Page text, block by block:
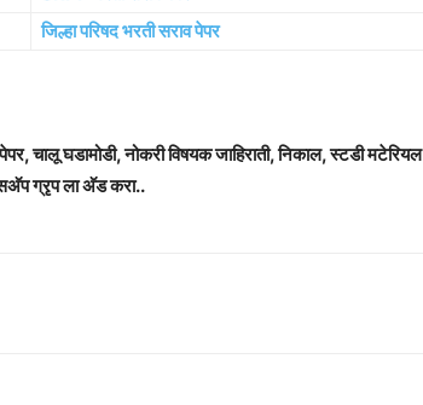
जिल्हा परिषद भरती सराव पेपर
चालू घडामोडी, नोकरी विषयक जाहिराती, निकाल, स्टडी मटेरियल
ग्रृप ला अ‍ॅड करा..